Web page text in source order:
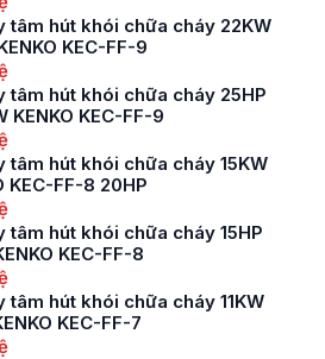
tâm hút khói chữa cháy 22KW
KEC-FF-9
tâm hút khói chữa cháy 25HP
KENKO KEC-FF-9
tâm hút khói chữa cháy 15KW
KEC-FF-8 20HP
tâm hút khói chữa cháy 15HP
KEC-FF-8
tâm hút khói chữa cháy 11KW
KEC-FF-7